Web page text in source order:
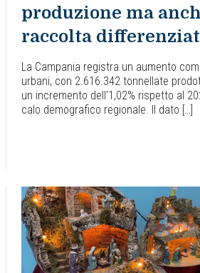
produzione ma
raccolta
La Campania registra un aumento
urbani, con 2.616.342 tonnellate
un incremento dell’1,02% rispetto al
calo demografico regionale. Il dato […]